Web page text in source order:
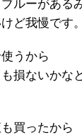
ルーがある
ど我慢です。
うから
損ないかな
買ったから